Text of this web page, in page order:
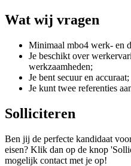
Wat wij vragen
Minimaal mbo4 werk- en
Je beschikt over
werkzaamheden;
Je bent secuur en accuraat;
Je kunt twee referenties
Solliciteren
Ben jij de perfecte kandidaat
eisen? Klik dan op de knop
mogelijk contact met je op!